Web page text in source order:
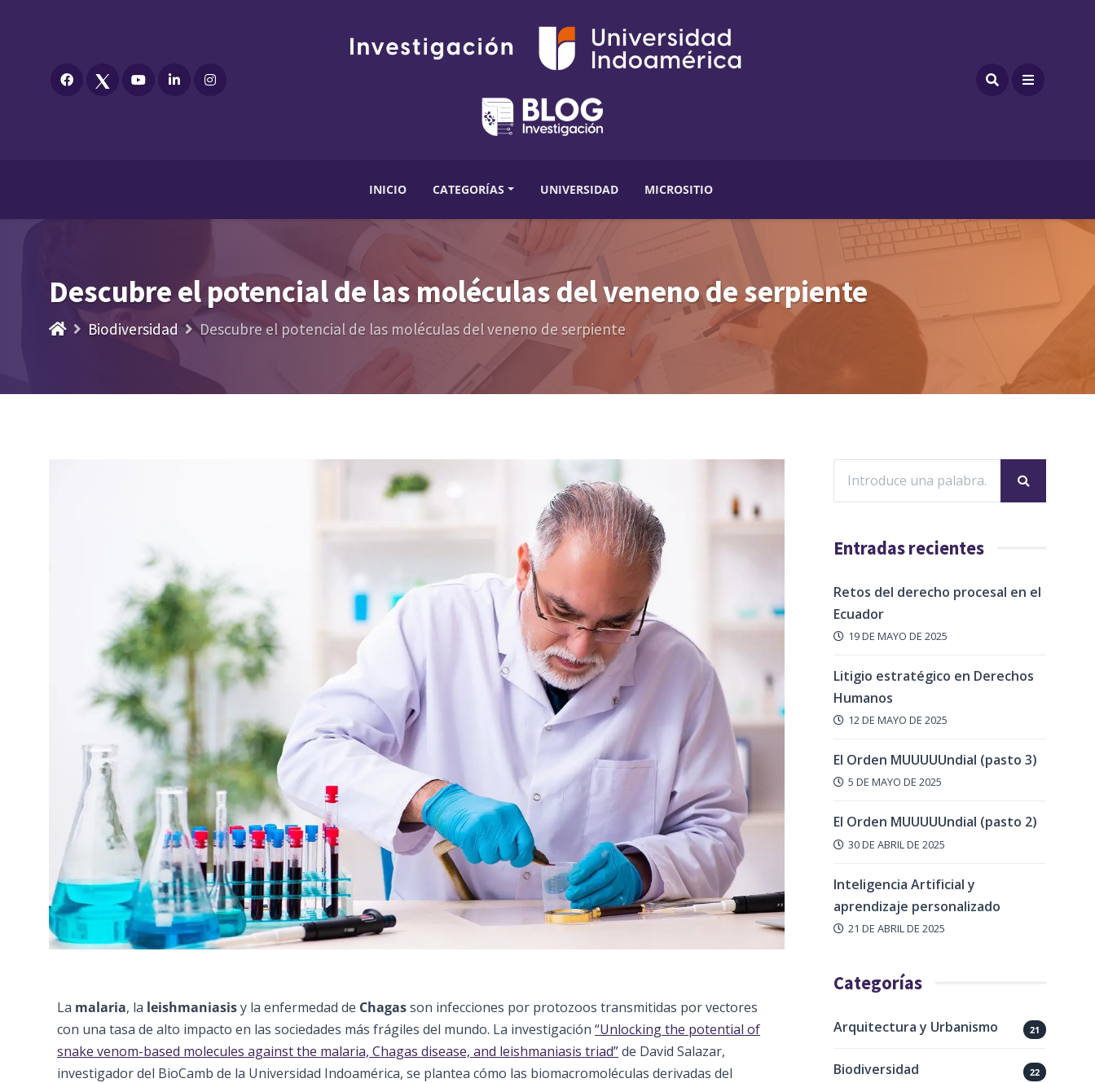
INICIO CATEGORÍAS UNIVERSIDAD MICROSITIO
Descubre el potencial de las moléculas del veneno de serpiente
Biodiversidad Descubre el potencial de las moléculas del veneno de serpiente
La malaria, la leishmaniasisy la enfermedad de Chagasson infecciones por protozoos transmitidas por vectores
con una tasa de alto impacto en las sociedades más frágiles del mundo. La investigación “Unlocking the potential of
snake venom-based molecules against the malaria, Chagas disease, and leishmaniasis triad”de David Salazar,
investigador del BioCamb de la Universidad Indoamérica, se plantea cómo las biomacromoléculas derivadas del
Entradas recientes
Retos del derecho procesal en el
Ecuador
19 DE MAYO DE 2025
Litigio estratégico en Derechos
Humanos
12 DE MAYO DE 2025
El Orden MUUUUUndial (pasto 3)
5 DE MAYO DE 2025
El Orden MUUUUUndial (pasto 2)
30 DE ABRIL DE 2025
Inteligencia Artificial y
aprendizaje personalizado
21 DE ABRIL DE 2025
Categorías
Arquitectura y Urbanismo 21
Biodiversidad 22